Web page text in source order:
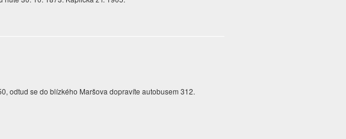
odtud se do blízkého Maršova dopravíte autobusem 312.